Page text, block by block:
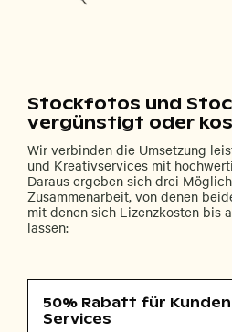
Stockfotos und
vergünstigt oder
Wir verbinden die Umsetzung
und Kreativservices mit
Daraus ergeben sich drei
Zusammenarbeit, von denen
mit denen sich Lizenzkosten bis
lassen:
50% Rabatt für
Services